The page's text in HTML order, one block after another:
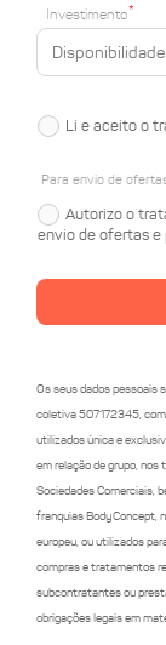
Investimento
Li e aceito o
Para envio de
Autorizo o
envio de ofertas e
Os seus dados pessoais
coletiva 507172345, com
utilizados única e
em relação de grupo,
Sociedades Comerciais,
franquias BodyConcept,
europeu, ou utilizados
compras e tratamentos
subcontratantes ou
obrigações legais em